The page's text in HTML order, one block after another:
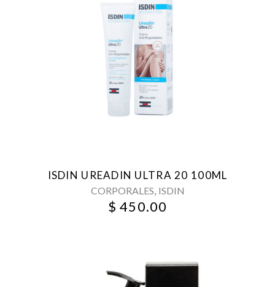
ISDIN UREADIN ULTRA 20 100ML
CORPORALES, ISDIN
$ 450.00